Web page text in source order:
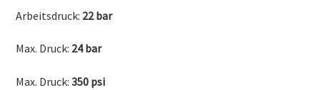
Arbeitsdruck: 22 bar
Max. Druck: 24 bar
Max. Druck:350 psi